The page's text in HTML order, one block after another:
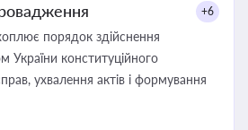
+6
порядок здійснення
України конституційного
ухвалення актів і формування